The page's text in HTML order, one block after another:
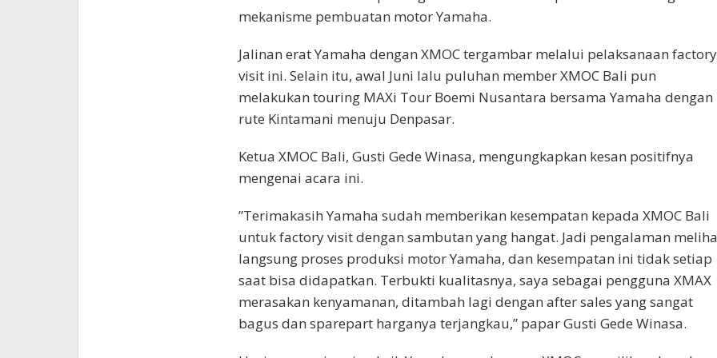
mekanisme pembuatan motor Yamaha.
Jalinan erat Yamaha dengan XMOC tergambar melalui pelaksanaan factory
visit ini. Selain itu, awal Juni lalu puluhan member XMOC Bali pun
melakukan touring MAXi Tour Boemi Nusantara bersama Yamaha dengan
rute Kintamani menuju Denpasar.
Ketua XMOC Bali, Gusti Gede Winasa, mengungkapkan kesan positifnya
mengenai acara ini.
”Terimakasih Yamaha sudah memberikan kesempatan kepada XMOC Bali
untuk factory visit dengan sambutan yang hangat. Jadi pengalaman
langsung proses produksi motor Yamaha, dan kesempatan ini tidak setiap
saat bisa didapatkan. Terbukti kualitasnya, saya sebagai pengguna XMAX
merasakan kenyamanan, ditambah lagi dengan after sales yang sangat
bagus dan sparepart harganya terjangkau,” papar Gusti Gede Winasa.